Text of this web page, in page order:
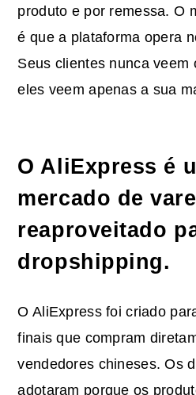
produto e por remessa. O
é que a plataforma opera
Seus clientes nunca veem
eles veem apenas a sua
O AliExpress é
mercado de
reaproveitado
dropshipping.
O AliExpress foi criado
finais que compram
vendedores chineses. Os
adotaram porque os